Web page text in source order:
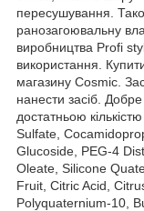
пересушування.
ранозагоювальну
виробництва Profi
використання.
магазину Cosmic.
нанести засіб.
достатньою
Sulfate,
Glucoside, PEG-4
Oleate, Silicone
Fruit, Citric Acid,
Polyquaternium-10,